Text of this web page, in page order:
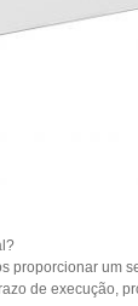
proporcionar um
de execução,